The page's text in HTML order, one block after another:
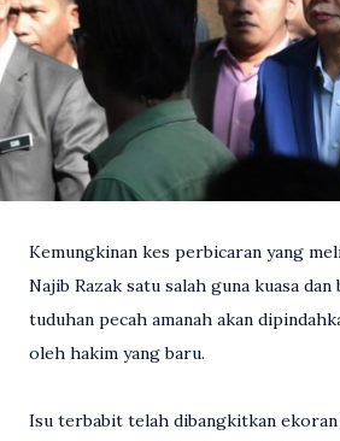
Kemungkinan kes perbicaran yang
Najib Razak satu salah guna kuasa
tuduhan pecah amanah akan
oleh hakim yang baru.
Isu terbabit telah dibangkitkan ekoran